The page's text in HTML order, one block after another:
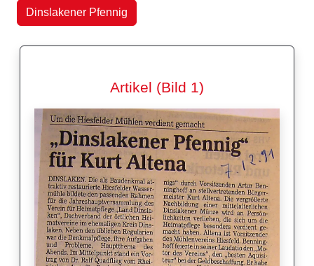
Dinslakener Pfennig
Artikel (Bild 1)